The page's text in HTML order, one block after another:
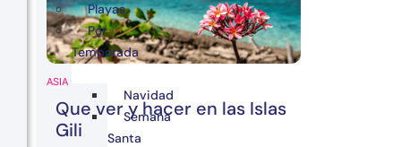
ASIA
Que ver y hacer en las Islas
Gili
Playas
Por
Temporada
Navidad
Semana
Santa